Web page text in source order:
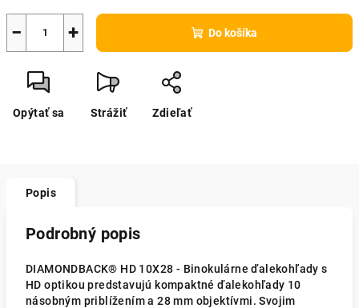
+
− Do košíka
Opýtať sa Strážiť Zdieľať
Popis
Podrobný popis
DIAMONDBACK® HD 10X28 - Binokulárne ďalekohľady s
HD optikou predstavujú kompaktné ďalekohľady 10
násobným priblížením a 28 mm objektívmi. Svojim